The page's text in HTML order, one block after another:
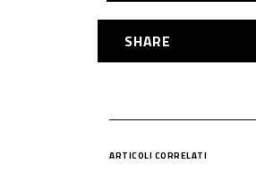
SHARE
ARTICOLI CORRELATI